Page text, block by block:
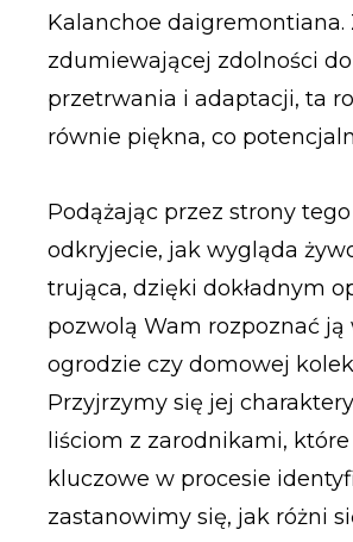
Kalanchoe daigremontiana.
zdumiewającej zdolności do
przetrwania i adaptacji, ta
równie piękna, co
Podążając przez strony tego
odkryjecie, jak wygląda
trująca, dzięki dokładnym
pozwolą Wam rozpoznać ją
ogrodzie czy domowej
Przyjrzymy się jej
liściom z zarodnikami, które
kluczowe w procesie
zastanowimy się, jak różni